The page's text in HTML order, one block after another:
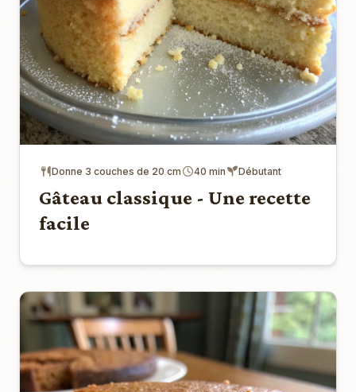
Donne 3 couches de 20 cm 40 min Débutant
Gâteau classique - Une recette
facile